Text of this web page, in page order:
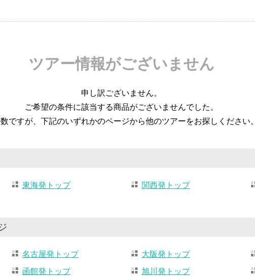
ツアー情報がございません
申し訳ございません。
ご希望の条件に該当する商品がございませんでした。
ですが、下記のいずれかのページから他のツアーをお探しください。
東海発トップ 関西発トップ
名古屋発トップ 大阪発トップ
函館発トップ 旭川発トップ